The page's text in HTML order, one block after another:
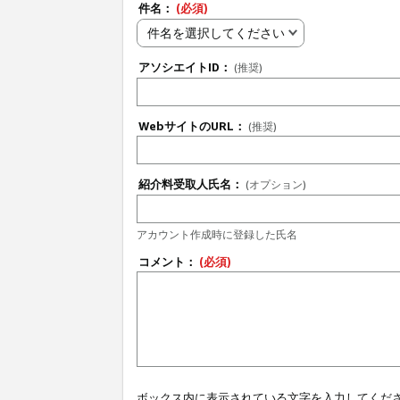
件名： (必須)
件名を選択してください
アソシエイトID： (推奨)
WebサイトのURL： (推奨)
紹介料受取人氏名： (オプション)
アカウント作成時に登録した氏名
コメント： (必須)